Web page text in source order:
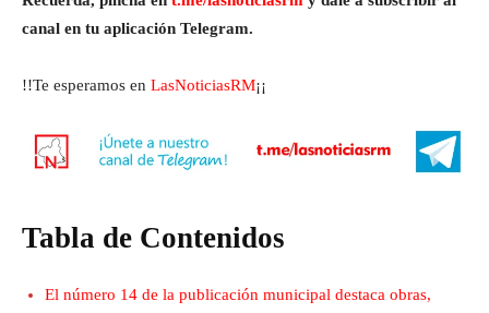
canal en tu aplicación Telegram.
!!Te esperamos en LasNoticiasRM¡¡
Tabla de Contenidos
El número 14 de la publicación municipal destaca obras,